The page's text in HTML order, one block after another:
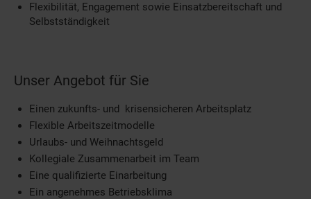
Flexibilität, Engagement sowie Einsatzbereitschaft und
Selbstständigkeit
Unser Angebot für Sie
Einen zukunfts- und krisensicheren Arbeitsplatz
Flexible Arbeitszeitmodelle
Urlaubs- und Weihnachtsgeld
Kollegiale Zusammenarbeit im Team
Eine qualifizierte Einarbeitung
Ein angenehmes Betriebsklima